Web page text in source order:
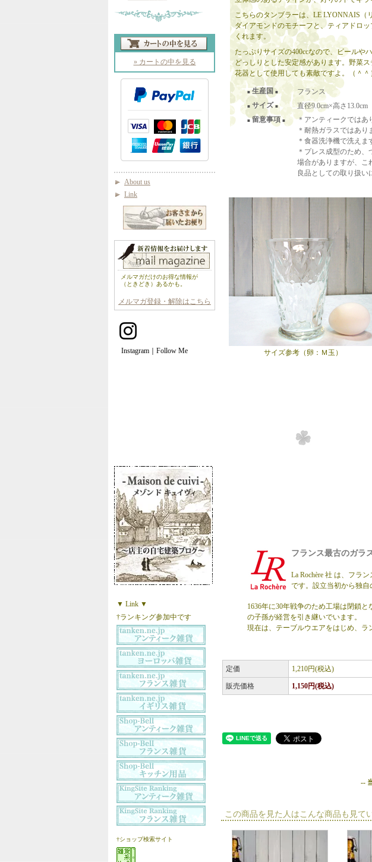
» カートの中を見る
About us
Link
メルマガだけのお得な情報が
（ときどき）あるかも。
メルマガ登録・解除はこちら
Instagram｜Follow Me
▼ Link ▼
†ランキング参加中です
†ショップ検索サイト
こちらのタンブラーは、LE LYONNAIS（
ダイアモンドのモチーフと、ティアドロ
くれます。
たっぷりサイズの400ccなので、ビールや
どっしりとした安定感があります。野菜
花器として使用しても素敵ですよ。（＾＾
■ 生産国 ■ フランス
■ サイズ ■ 直径9.0cm×高さ
■ 留意事項 ■
＊アンティークではあ
＊耐熱ガラスではあり
＊食器洗浄機で洗えま
＊プレス成型のため
場合がありますが、こ
良品としての取り扱い
サイズ参考（卵：Ｍ玉）
フランス最古のガラ
La Rochère 社 は、フラ
です。設立当初から独自
1636年に30年戦争のため工場は閉鎖
の子孫が経営を引き継いでいます。
現在は、テーブルウエアをはじめ、ラ
定価 1,210円(税込)
販売価格 1,150円(税込)
--
この商品を見た人はこんな商品も見て